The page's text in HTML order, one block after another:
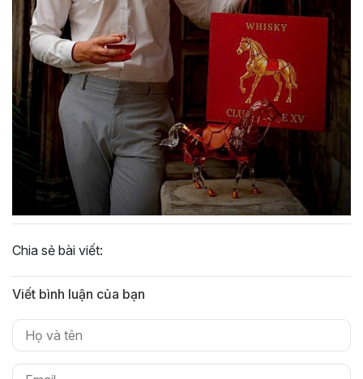
Chia sẻ bài viết:
Viết bình luận của bạn